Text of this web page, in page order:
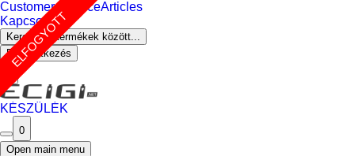
Customer ServiceArticles
Kapcsolat
Keresés a termékek között...
Bejelentkezés
KÉSZÜLÉK
0
Open main menu
ELFOGYOTT